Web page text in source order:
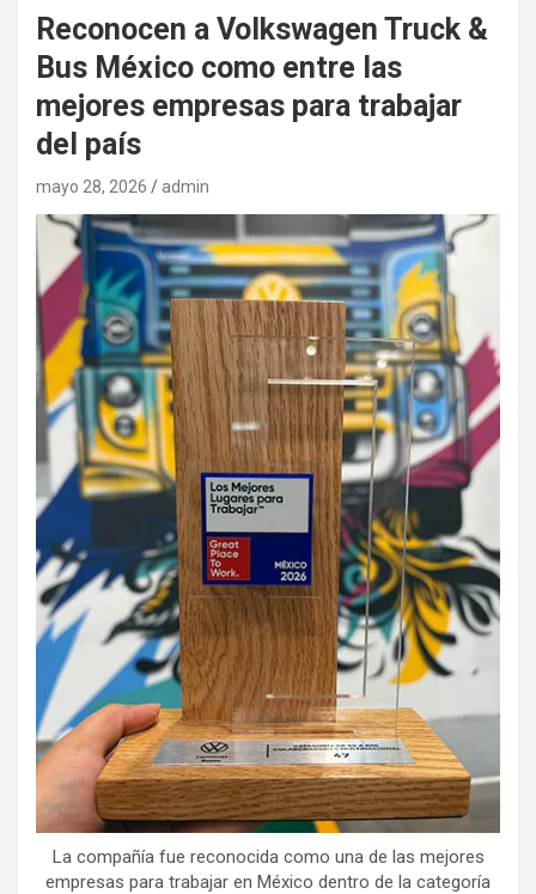
Reconocen a Volkswagen Truck &
Bus México como entre las
mejores empresas para trabajar
del país
mayo 28, 2026 admin
La compañía fue reconocida como una de las mejores
empresas para trabajar en México dentro de la categoría